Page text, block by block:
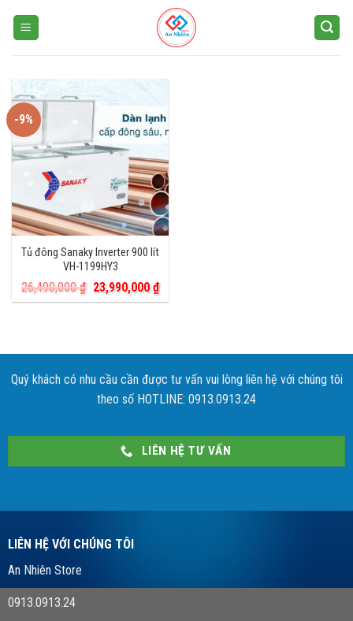
-9%
Tủ đông Sanaky Inverter 900 lít
VH-1199HY3
26,490,000₫ Giá
gốc
23,990,000₫Giá
hiện
Quý khách có nhu cầu cần được tư vấn vui lòng liên hệ với chúng tôi
theo số HOTLINE: 0913.0913.24
LIÊN HỆ TƯ VẤN
LIÊN HỆ VỚI CHÚNG TÔI
An Nhiên Store
0913.0913.24